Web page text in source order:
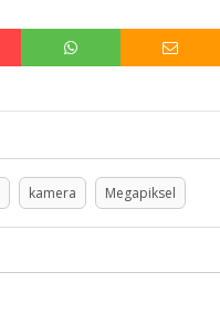
kamera Megapiksel